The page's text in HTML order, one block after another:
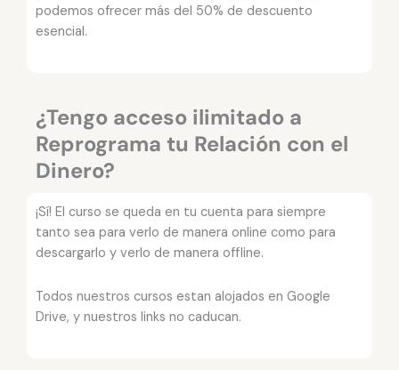
podemos ofrecer más del 50% de descuento
esencial.
¿Tengo acceso ilimitado a
Reprograma tu Relación con el
Dinero?
¡Sí! El curso se queda en tu cuenta para siempre
tanto sea para verlo de manera online como para
descargarlo y verlo de manera offline.
Todos nuestros cursos estan alojados en Google
Drive, y nuestros links no caducan.